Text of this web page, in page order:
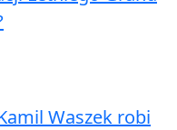
Waszek robi